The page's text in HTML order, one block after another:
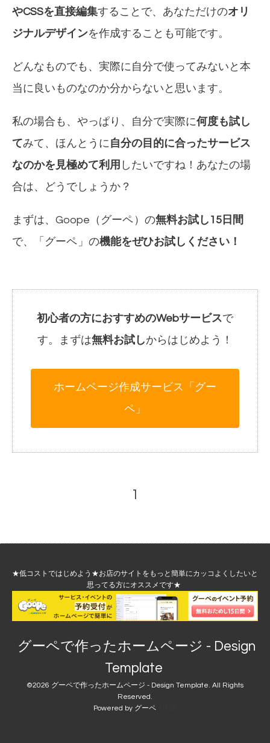
やCSSを直接編集することで、あなただけのオリ
ジナルデザインを作成することも可能です。
どんなものでも、実際に自分で使ってみないと本
当に良いものなのか分からないと思います。
私の場合も、やっぱり、自分で実際に何度も試し
てみて、ほんとうに 自分の目的に合ったサービス
なのかを見極めて利用 したいですね！あなたの場
合は、どうでしょうか？
まずは、Goope（ グーペ ）の無料お試し15日間
で、「 グーペ 」の機能をぜひお試しください！
初心者の方におすすめのWebサービスで
す。まずは無料お試しからはじめよう！
ホームページ作成サービス「グー
ペ」
1
★低コストではじめよう★お店のサイトをもっと簡単にカッコよくしたいと
思ってる方にオススメです★
グーペで作ったホームページ - Design
Template
©2026 グーペで作ったホームページ - Design Template. All Rights
Reserved.
Powered by グーペ